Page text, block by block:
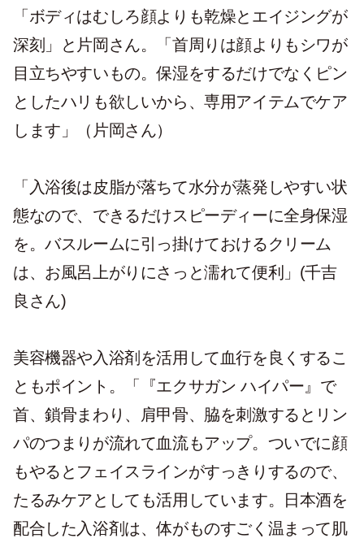
「ボディはむしろ顔よりも乾燥とエイジングが
深刻」と片岡さん。「首周りは顔よりもシワが
目立ちやすいもの。保湿をするだけでなくピン
としたハリも欲しいから、専用アイテムでケア
します」（片岡さん）
「入浴後は皮脂が落ちて水分が蒸発しやすい状
態なので、できるだけスピーディーに全身保湿
を。バスルームに引っ掛けておけるクリーム
は、お風呂上がりにさっと濡れて便利」(千吉
良さん)
美容機器や入浴剤を活用して血行を良くするこ
ともポイント。「『エクサガン ハイパー』で
首、鎖骨まわり、肩甲骨、脇を刺激するとリン
パのつまりが流れて血流もアップ。ついでに顔
もやるとフェイスラインがすっきりするので、
たるみケアとしても活用しています。日本酒を
配合した入浴剤は、体がものすごく温まって肌